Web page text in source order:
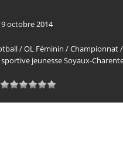
octobre 2014
/OL Féminin /Championnat/
jeunesse Soyaux-